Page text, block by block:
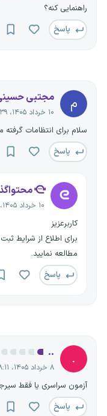
راهنمایی کنه؟
پاسخ
م مجتبی
۱۰ خرداد ۱۴۰۵، ۰۵:۳۹
سلام برای انتظامات
پاسخ
۱۰ خرداد ۱۴۰۵، ۲۳:۰۷
کاربرعزیز
برای اطلاع از شرایط
مطالعه نمایید.
پاسخ
.
..
۸ خرداد ۱۴۰۵، ۱۸:۱۱
آزمون سراسری یا فقط
پاسخ